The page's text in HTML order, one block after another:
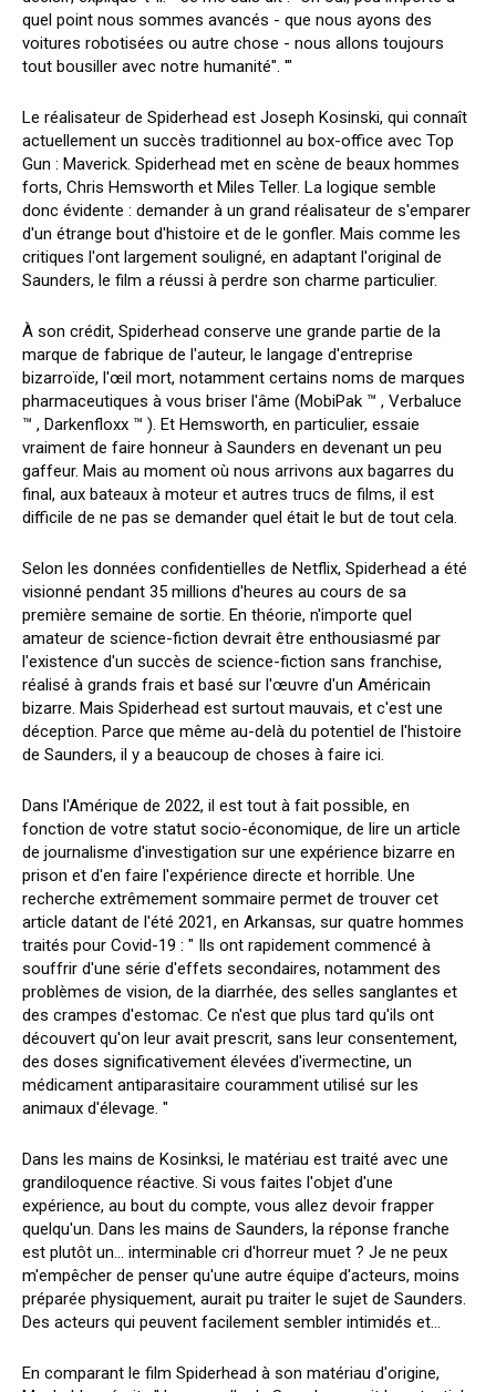
quel point nous sommes avancés - que nous ayons des
voitures robotisées ou autre chose - nous allons toujours
tout bousiller avec notre humanité". '"
Le réalisateur de Spiderhead est Joseph Kosinski, qui connaît
actuellement un succès traditionnel au box-office avec Top
Gun : Maverick. Spiderhead met en scène de beaux hommes
forts, Chris Hemsworth et Miles Teller. La logique semble
donc évidente : demander à un grand réalisateur de s'emparer
d'un étrange bout d'histoire et de le gonfler. Mais comme les
critiques l'ont largement souligné, en adaptant l'original de
Saunders, le film a réussi à perdre son charme particulier.
À son crédit, Spiderhead conserve une grande partie de la
marque de fabrique de l'auteur, le langage d'entreprise
bizarroïde, l'œil mort, notamment certains noms de marques
pharmaceutiques à vous briser l'âme (MobiPak ™ , Verbaluce
™ , Darkenfloxx ™ ). Et Hemsworth, en particulier, essaie
vraiment de faire honneur à Saunders en devenant un peu
gaffeur. Mais au moment où nous arrivons aux bagarres du
final, aux bateaux à moteur et autres trucs de films, il est
difficile de ne pas se demander quel était le but de tout cela.
Selon les données confidentielles de Netflix, Spiderhead a été
visionné pendant 35 millions d'heures au cours de sa
première semaine de sortie. En théorie, n'importe quel
amateur de science-fiction devrait être enthousiasmé par
l'existence d'un succès de science-fiction sans franchise,
réalisé à grands frais et basé sur l'œuvre d'un Américain
bizarre. Mais Spiderhead est surtout mauvais, et c'est une
déception. Parce que même au-delà du potentiel de l'histoire
de Saunders, il y a beaucoup de choses à faire ici.
Dans l'Amérique de 2022, il est tout à fait possible, en
fonction de votre statut socio-économique, de lire un article
de journalisme d'investigation sur une expérience bizarre en
prison et d'en faire l'expérience directe et horrible. Une
recherche extrêmement sommaire permet de trouver cet
article datant de l'été 2021, en Arkansas, sur quatre hommes
traités pour Covid-19 : " Ils ont rapidement commencé à
souffrir d'une série d'effets secondaires, notamment des
problèmes de vision, de la diarrhée, des selles sanglantes et
des crampes d'estomac. Ce n'est que plus tard qu'ils ont
découvert qu'on leur avait prescrit, sans leur consentement,
des doses significativement élevées d'ivermectine, un
médicament antiparasitaire couramment utilisé sur les
animaux d'élevage. "
Dans les mains de Kosinksi, le matériau est traité avec une
grandiloquence réactive. Si vous faites l'objet d'une
expérience, au bout du compte, vous allez devoir frapper
quelqu'un. Dans les mains de Saunders, la réponse franche
est plutôt un... interminable cri d'horreur muet ? Je ne peux
m'empêcher de penser qu'une autre équipe d'acteurs, moins
préparée physiquement, aurait pu traiter le sujet de Saunders.
Des acteurs qui peuvent facilement sembler intimidés et...
En comparant le film Spiderhead à son matériau d'origine,